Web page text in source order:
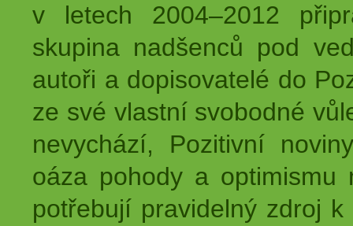
v letech 2004–2012
skupina nadšenců pod
autoři a dopisovatelé do
ze své vlastní svobodné
nevychází, Pozitivní
oáza pohody a
potřebují pravidelný zdroj